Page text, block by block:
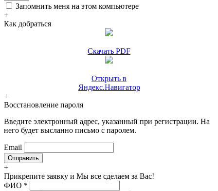
Запомнить меня на этом компьютере
+
Как добраться
Скачать PDF
Открыть в
Яндекс.Навигатор
+
Восстановление пароля
Введите электронный адрес, указанный при регистрации. На
него будет высланно письмо с паролем.
Email
+
Прикрепите заявку и Мы все сделаем за Вас!
ФИО *